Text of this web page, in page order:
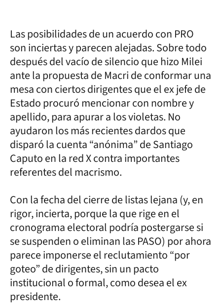
Las posibilidades de un acuerdo con PRO
son inciertas y parecen alejadas. Sobre todo
después del vacío de silencio que hizo Milei
ante la propuesta de Macri de conformar una
mesa con ciertos dirigentes que el ex jefe de
Estado procuró mencionar con nombre y
apellido, para apurar a los violetas. No
ayudaron los más recientes dardos que
disparó la cuenta “anónima” de Santiago
Caputo en la red X contra importantes
referentes del macrismo.
Con la fecha del cierre de listas lejana (y, en
rigor, incierta, porque la que rige en el
cronograma electoral podría postergarse si
se suspenden o eliminan las PASO) por ahora
parece imponerse el reclutamiento “por
goteo” de dirigentes, sin un pacto
institucional o formal, como desea el ex
presidente.